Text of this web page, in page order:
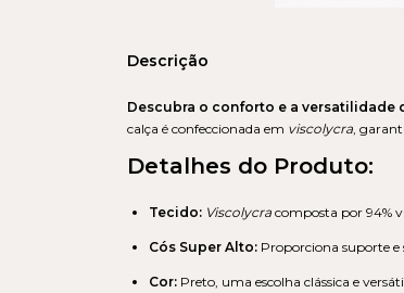
Descrição
Descubra o conforto e a versatilidade
calça é confeccionada em viscolycra ,
Detalhes do Produto:
Tecido: Viscolycra composta por 94%
Cós Super Alto: Proporciona suporte
Cor: Preto, uma escolha clássica e